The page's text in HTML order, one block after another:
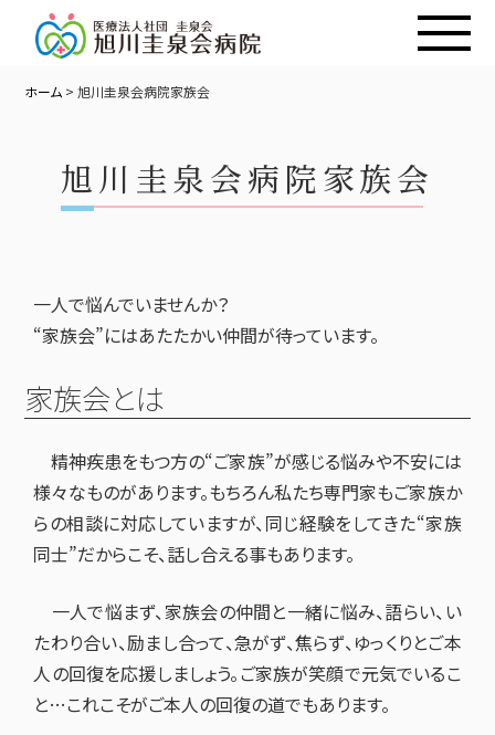
ホーム >旭川圭泉会病院家族会
旭川圭泉会病院家族会
一人で悩んでいませんか？
“家族会”にはあたたかい仲間が待っています。
家族会とは
精神疾患をもつ方の“ご家族”が感じる悩みや不安には
様々なものがあります。もちろん私たち専門家もご家族か
らの相談に対応していますが、同じ経験をしてきた“家族
同士”だからこそ、話し合える事もあります。
一人で悩まず、家族会の仲間と一緒に悩み、語らい、い
たわり合い、励まし合って、急がず、焦らず、ゆっくりとご本
人の回復を応援しましょう。ご家族が笑顔で元気でいるこ
と…これこそがご本人の回復の道でもあります。